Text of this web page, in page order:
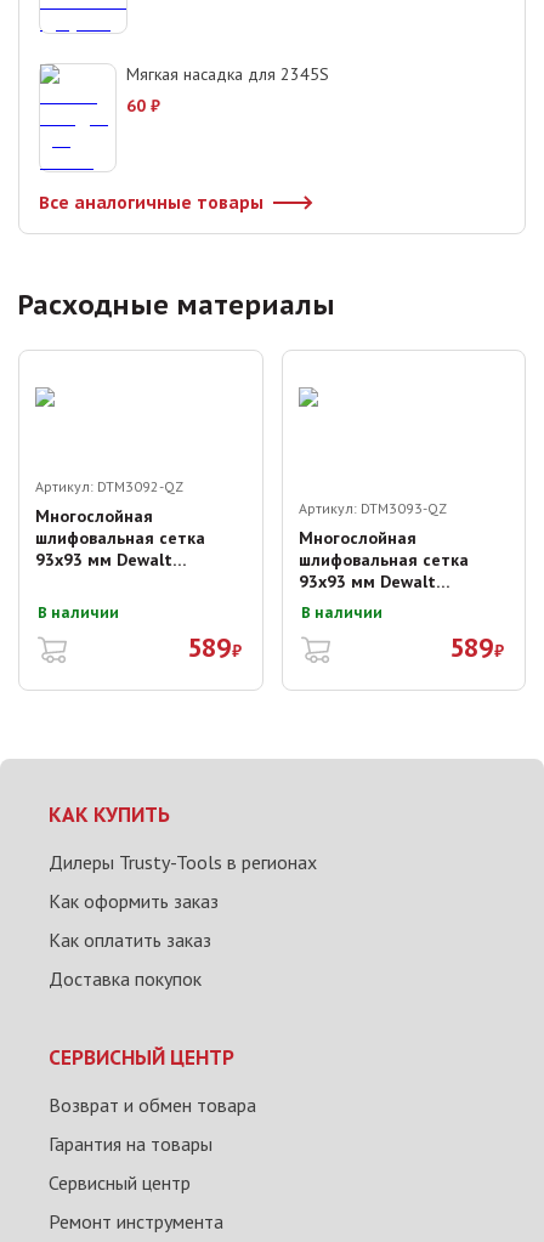
Мягкая насадка для 2345S
60 ₽
Все аналогичные товары
Расходные материалы
Артикул: DTM3092-QZ
Многослойная
шлифовальная сетка
93x93 мм Dewalt
В наличии
589₽
Артикул: DTM3093-QZ
Многослойная
шлифовальная сетка
93x93 мм Dewalt
DTM3093-QZ 120G (5 шт)
В наличии
589₽
КАК КУПИТЬ
Дилеры Trusty-Tools в регионах
Как оформить заказ
Как оплатить заказ
Доставка покупок
СЕРВИСНЫЙ ЦЕНТР
Возврат и обмен товара
Гарантия на товары
Сервисный центр
Ремонт инструмента